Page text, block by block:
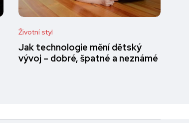
Životní styl
Jak technologie mění dětský
vývoj – dobré, špatné a neznámé